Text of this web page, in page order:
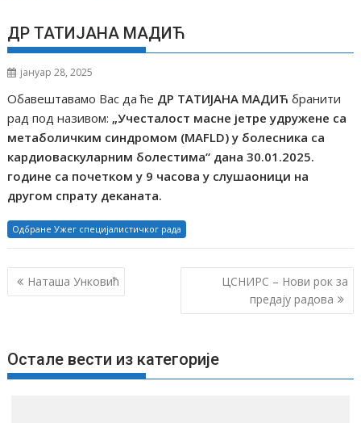
ДР ТАТИЈАНА МАДИЋ
јануар 28, 2025
Обавештавамо Вас да ће ДР ТАТИЈАНА МАДИЋ бранити
рад под називом: „Учесталост масне јетре удружене са
метаболичким синдромом (MAFLD)у болесника са
кардиоваскуларним болестима“ дана 30.01 .2025.
године са почетком у 9 часова у слушаоници на
другом спрату деканата.
Одбране Ужег специјалистичког рада
К
р
а
њ
Наташа Унковић
ЦСНИРС – Нови рок за
предају радова
Остале вести из категорије